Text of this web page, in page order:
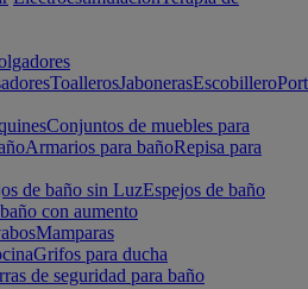
ToallerosJabonerasEscobillero
Conjuntos de muebles para
Armarios para bañoRepisa para
de baño sin LuzEspejos de baño
con aumento
Mamparas
Grifos para ducha
de seguridad para baño